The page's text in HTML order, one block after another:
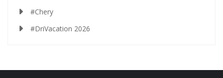
#Chery
#DriVacation 2026